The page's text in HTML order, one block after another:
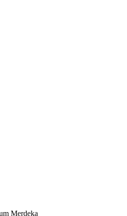
Merdeka